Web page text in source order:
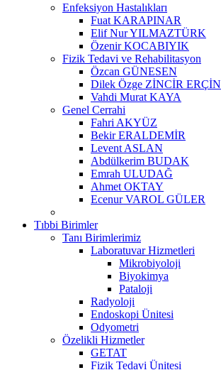
Enfeksiyon Hastalıkları
Fuat KARAPINAR
Elif Nur YILMAZTÜRK
Özenir KOCABIYIK
Fizik Tedavi ve Rehabilitasyon
Özcan GÜNESEN
Dilek Özge ZİNCİR ERÇİN
Vahdi Murat KAYA
Genel Cerrahi
Fahri AKYÜZ
Bekir ERALDEMİR
Levent ASLAN
Abdülkerim BUDAK
Emrah ULUDAĞ
Ahmet OKTAY
Ecenur VAROL GÜLER
Tıbbi Birimler
Tanı Birimlerimiz
Laboratuvar Hizmetleri
Mikrobiyoloji
Biyokimya
Pataloji
Radyoloji
Endoskopi Ünitesi
Odyometri
Özelikli Hizmetler
GETAT
Fizik Tedavi Ünitesi